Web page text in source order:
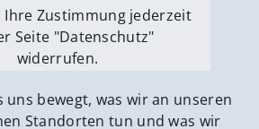
Ihre Zustimmung jederzeit
Seite "Datenschutz"
widerrufen.
Medien erlauben
uns bewegt, was wir an unseren
Standorten tun und was wir